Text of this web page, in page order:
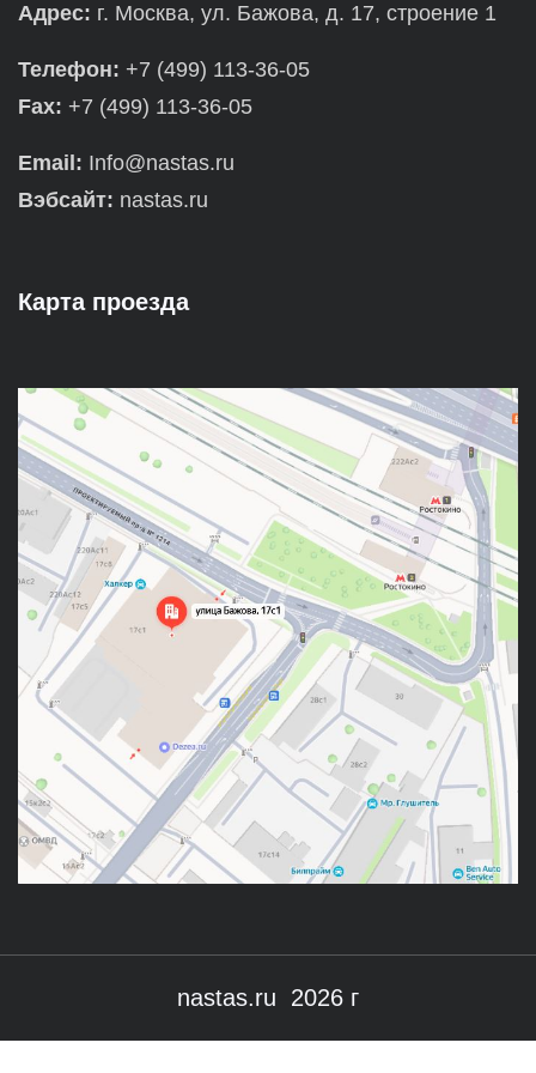
Адрес: г. Москва, ул. Бажова, д. 17, строение 1
Телефон: +7 (499) 113-36-05
Fax: +7 (499) 113-36-05
Email: Info@nastas.ru
Вэбсайт: nastas.ru
Карта проезда
nastas.ru 2026 г